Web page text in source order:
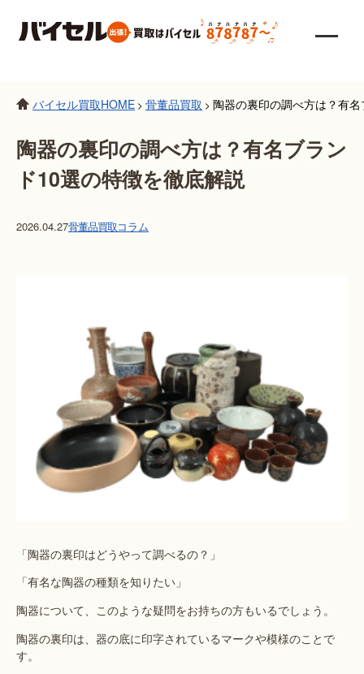
バイセル買取HOME > 骨董品買取 > 陶器の裏印の調べ方は？有
陶器の裏印の調べ方は？有名ブラン
ド10選の特徴を徹底解説
2026.04.27骨董品買取コラム
「陶器の裏印はどうやって調べるの？」
「有名な陶器の種類を知りたい」
陶器について、このような疑問をお持ちの方もいるでしょう。
陶器の裏印は、器の底に印字されているマークや模様のことで
す。